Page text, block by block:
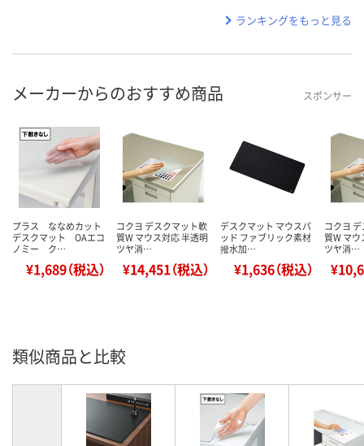
ランキングをもっと見る
メーカーからのおすすめ商品 スポンサー
プラス ななめカット
デスクマット OAエコ
ノミー ク…
¥1,689（税込）
コクヨ デスクマット軟
質W マウス対応 半透明
ツヤ消…
¥14,451（税込）
デスクマット マウスパ
ッド ファブリック素材
撥水加…
¥1,636（税込）
コクヨ
質W マウ
ツヤ消…
類似商品と比較